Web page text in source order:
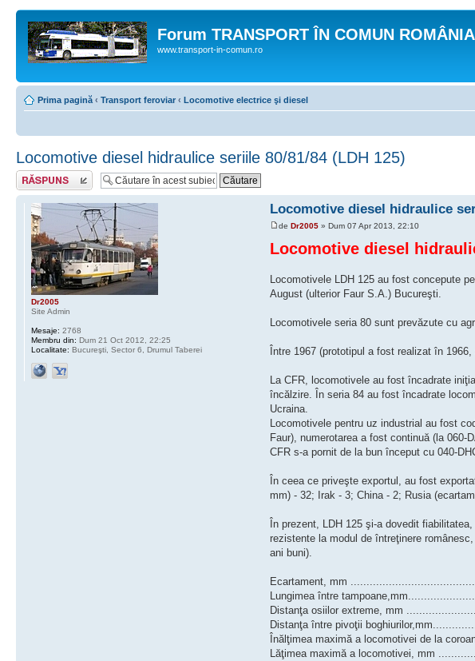
Forum TRANSPORT ÎN COMUN ROMÂNIA
www.transport-in-comun.ro
Prima pagină ‹ Transport feroviar ‹ Locomotive electrice şi diesel
Locomotive diesel hidraulice seriile 80/81/84 (LDH 125)
Răspunde
Locomotive diesel hidraulice
deDr2005 » Dum 07 Apr 2013, 22:10
Locomotive diesel
Locomotivele LDH 125 au fost concepute
August (ulterior Faur S.A.) Bucureşti.
Locomotivele seria 80 sunt prevăzute cu
Între 1967 (prototipul a fost realizat în
La CFR, locomotivele au fost încadrate
încălzire. În seria 84 au fost încadrate
Ucraina.
Locomotivele pentru uz industrial au fost
Faur), numerotarea a fost continuă (la
CFR s-a pornit de la bun început cu 040-
În ceea ce priveşte exportul, au fost
mm) - 32; Irak - 3; China - 2; Rusia
În prezent, LDH 125 şi-a dovedit
rezistente la modul de întreţinere
ani buni).
Ecartament, mm
Lungimea între
Distanţa osiilor extreme, mm
Distanţa între pivoţii
Înălţimea maximă a locomotivei de la
Lăţimea maximă a locomotivei, mm
Dr2005
Site Admin
Mesaje: 2768
Membru din: Dum 21 Oct 2012, 22:25
Localitate: Bucureşti, Sector 6, Drumul Taberei